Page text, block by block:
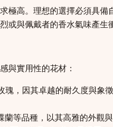
極高。理想的選擇必須具備
或與佩戴者的香水氣味產生
與實用性的花材：
瑰，因其卓越的耐久度與象
蘭等品種，以其高雅的外觀